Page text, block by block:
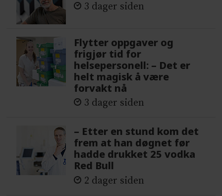
3 dager siden
Flytter oppgaver og
frigjør tid for
helsepersonell: – Det er
helt magisk å være
forvakt nå
3 dager siden
– Etter en stund kom det
frem at han døgnet før
hadde drukket 25 vodka
Red Bull
2 dager siden